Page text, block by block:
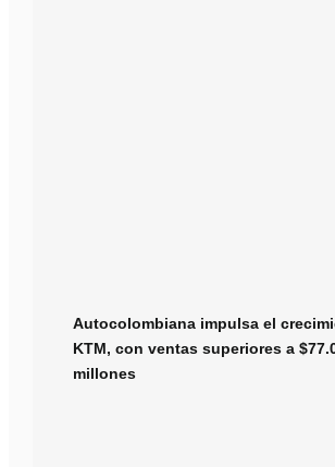
Autocolombiana impulsa el
KTM, con ventas superiores a
millones